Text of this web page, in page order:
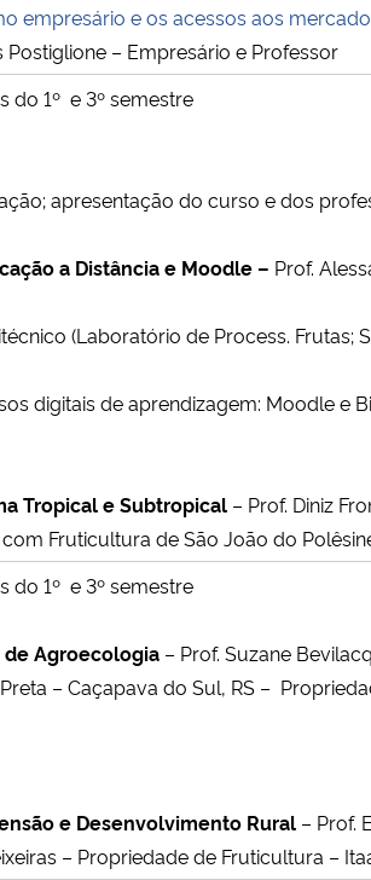
empresário e os acessos aos
Postiglione – Empresário e Professor
do 1º e 3º semestre
apresentação do curso e dos
a Distância e Moodle – Prof.
(Laboratório de Process. Frutas;
digitais de aprendizagem: Moodle e
Tropical e Subtropical – Prof. Diniz
Fruticultura de São João do
do 1º e 3º semestre
de Agroecologia – Prof. Suzane
– Caçapava do Sul, RS –
e Desenvolvimento Rural – Prof.
– Propriedade de Fruticultura –